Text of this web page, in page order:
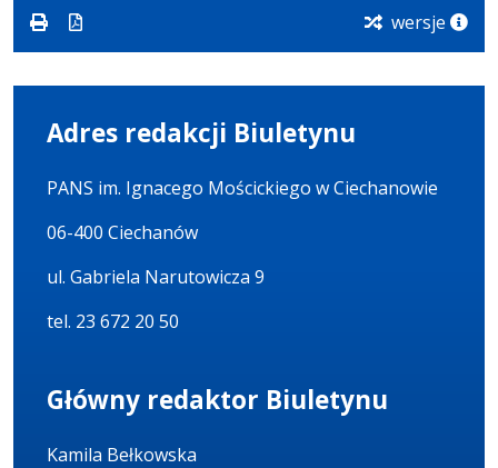
wersje
Adres redakcji Biuletynu
PANS im. Ignacego Mościckiego w Ciechanowie
06-400 Ciechanów
ul. Gabriela Narutowicza 9
tel. 23 672 20 50
Główny redaktor Biuletynu
Kamila Bełkowska